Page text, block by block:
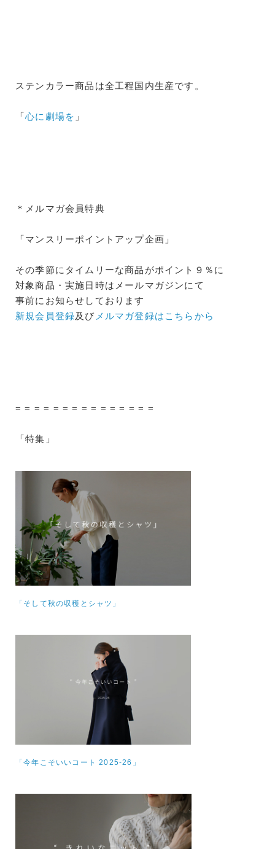
ステンカラー商品は全工程国内生産です。
「心に劇場を 」
＊メルマガ会員特典
「マンスリーポイントアップ企画」
その季節にタイムリーな商品がポイント９％に
対象商品・実施日時はメールマガジンにて
事前にお知らせしております
新規会員登録及び メルマガ登録はこちらから
= = = = = = = = = = = = = = =
「特集」
「そして秋の収穫とシャツ」
「今年こそいいコート 2025-26」